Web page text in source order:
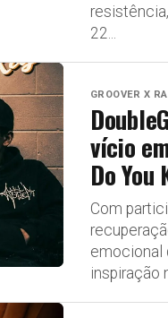
22...
GROOVER X
vício
Do You
Com
emocional
inspiração